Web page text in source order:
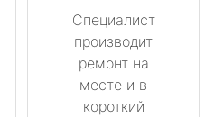
Специалист
производит
ремонт на
месте и в
короткий